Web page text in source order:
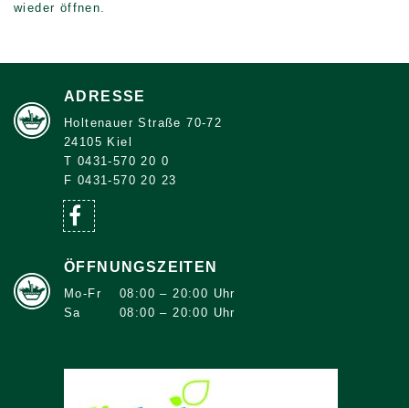
wieder öffnen.
ADRESSE
Holtenauer Straße 70-72
24105 Kiel
T 0431-570 20 0
F 0431-570 20 23
ÖFFNUNGSZEITEN
Mo-Fr
08:00 – 20:00 Uhr
Sa
08:00 – 20:00 Uhr